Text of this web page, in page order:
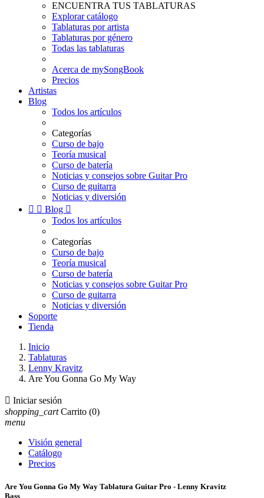
ENCUENTRA TUS TABLATURAS
Explorar catálogo
Tablaturas por artista
Tablaturas por género
Todas las tablaturas
Acerca de mySongBook
Precios
Artistas
Blog
Todos los artículos
Categorías
Curso de bajo
Teoría musical
Curso de batería
Noticias y consejos sobre Guitar Pro
Curso de guitarra
Noticias y diversión
  Blog 
Todos los artículos
Categorías
Curso de bajo
Teoría musical
Curso de batería
Noticias y consejos sobre Guitar Pro
Curso de guitarra
Noticias y diversión
Soporte
Tienda
Inicio
Tablaturas
Lenny Kravitz
Are You Gonna Go My Way
 Iniciar sesión
shopping_cart Carrito (0)
menu
Visión general
Catálogo
Precios
Are You Gonna Go My Way Tablatura Guitar Pro - Lenny Kravitz
Bass